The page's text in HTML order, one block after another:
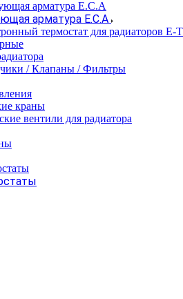
арматура E.C.A
термостат для радиаторов E-
/ Клапаны / Фильтры
краны
вентили для радиатора